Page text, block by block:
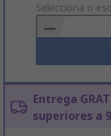
to
Basket
Selecciona o
Entrega
superiores a